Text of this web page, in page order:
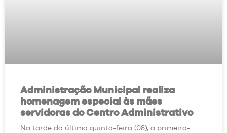
Administração Municipal realiza
homenagem especial às mães
servidoras do Centro Administrativo
Na tarde da última quinta-feira (08), a primeira-